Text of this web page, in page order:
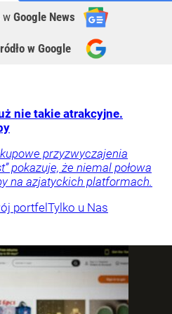
w Google News
w Google
nie takie atrakcyjne.
przyzwyczajenia
pokazuje, że niemal połowa
na azjatyckich platformach.
portfelTylko u Nas